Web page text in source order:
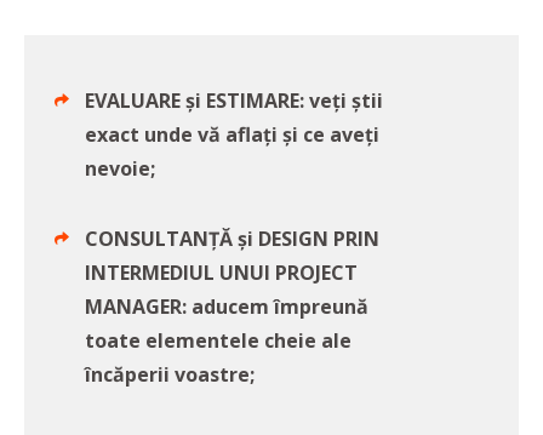
EVALUARE și ESTIMARE: veți știi
exact unde vă aflați și ce aveți
nevoie;
CONSULTANȚĂ și DESIGN PRIN
INTERMEDIUL UNUI PROJECT
MANAGER: aducem împreună
toate elementele cheie ale
încăperii voastre;